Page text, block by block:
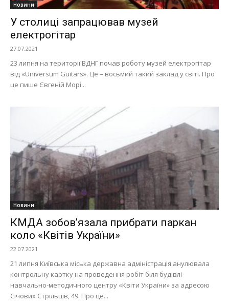
Новини
У столиці запрацював музей
електрогітар
27.07.2021
23 липня на території ВДНГ почав роботу музей електрогітар
від «Universum Guitars». Це – восьмий такий заклад у світі. Про
це пише Євгеній Морі...
Новини
КМДА зобов’язала прибрати паркан
коло «Квітів України»
22.07.2021
21 липня Київська міська державна адміністрація анулювала
контрольну картку на проведення робіт біля будівлі
навчально-методичного центру «Квіти України» за адресою
Січових Стрільців, 49. Про це...